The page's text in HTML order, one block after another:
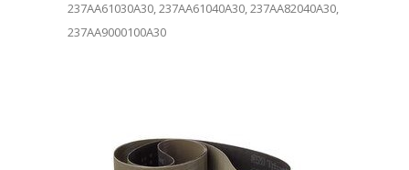
237AA61030A30, 237AA61040A30, 237AA82040A30,
237AA9000100A30